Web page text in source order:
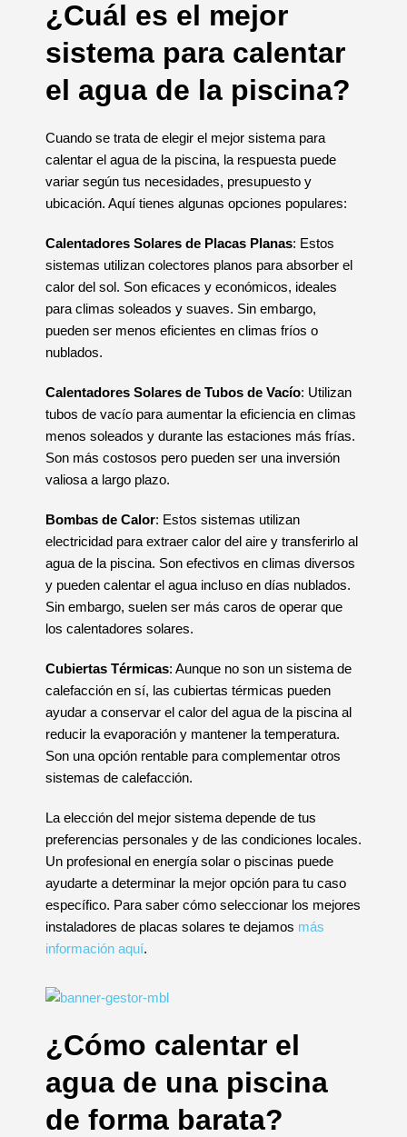
¿Cuál es el mejor
sistema para calentar
el agua de la piscina?
Cuando se trata de elegir el mejor sistema para
calentar el agua de la piscina, la respuesta puede
variar según tus necesidades, presupuesto y
ubicación. Aquí tienes algunas opciones populares:
Calentadores Solares de Placas Planas: Estos
sistemas utilizan colectores planos para absorber el
calor del sol. Son eficaces y económicos, ideales
para climas soleados y suaves. Sin embargo,
pueden ser menos eficientes en climas fríos o
nublados.
Calentadores Solares de Tubos de Vacío: Utilizan
tubos de vacío para aumentar la eficiencia en climas
menos soleados y durante las estaciones más frías.
Son más costosos pero pueden ser una inversión
valiosa a largo plazo.
Bombas de Calor: Estos sistemas utilizan
electricidad para extraer calor del aire y transferirlo al
agua de la piscina. Son efectivos en climas diversos
y pueden calentar el agua incluso en días nublados.
Sin embargo, suelen ser más caros de operar que
los calentadores solares.
Cubiertas Térmicas: Aunque no son un sistema de
calefacción en sí, las cubiertas térmicas pueden
ayudar a conservar el calor del agua de la piscina al
reducir la evaporación y mantener la temperatura.
Son una opción rentable para complementar otros
sistemas de calefacción.
La elección del mejor sistema depende de tus
preferencias personales y de las condiciones locales.
Un profesional en energía solar o piscinas puede
ayudarte a determinar la mejor opción para tu caso
específico. Para saber cómo seleccionar los mejores
instaladores de placas solares te dejamos más
información aquí.
¿Cómo calentar el
agua de una piscina
de forma barata?